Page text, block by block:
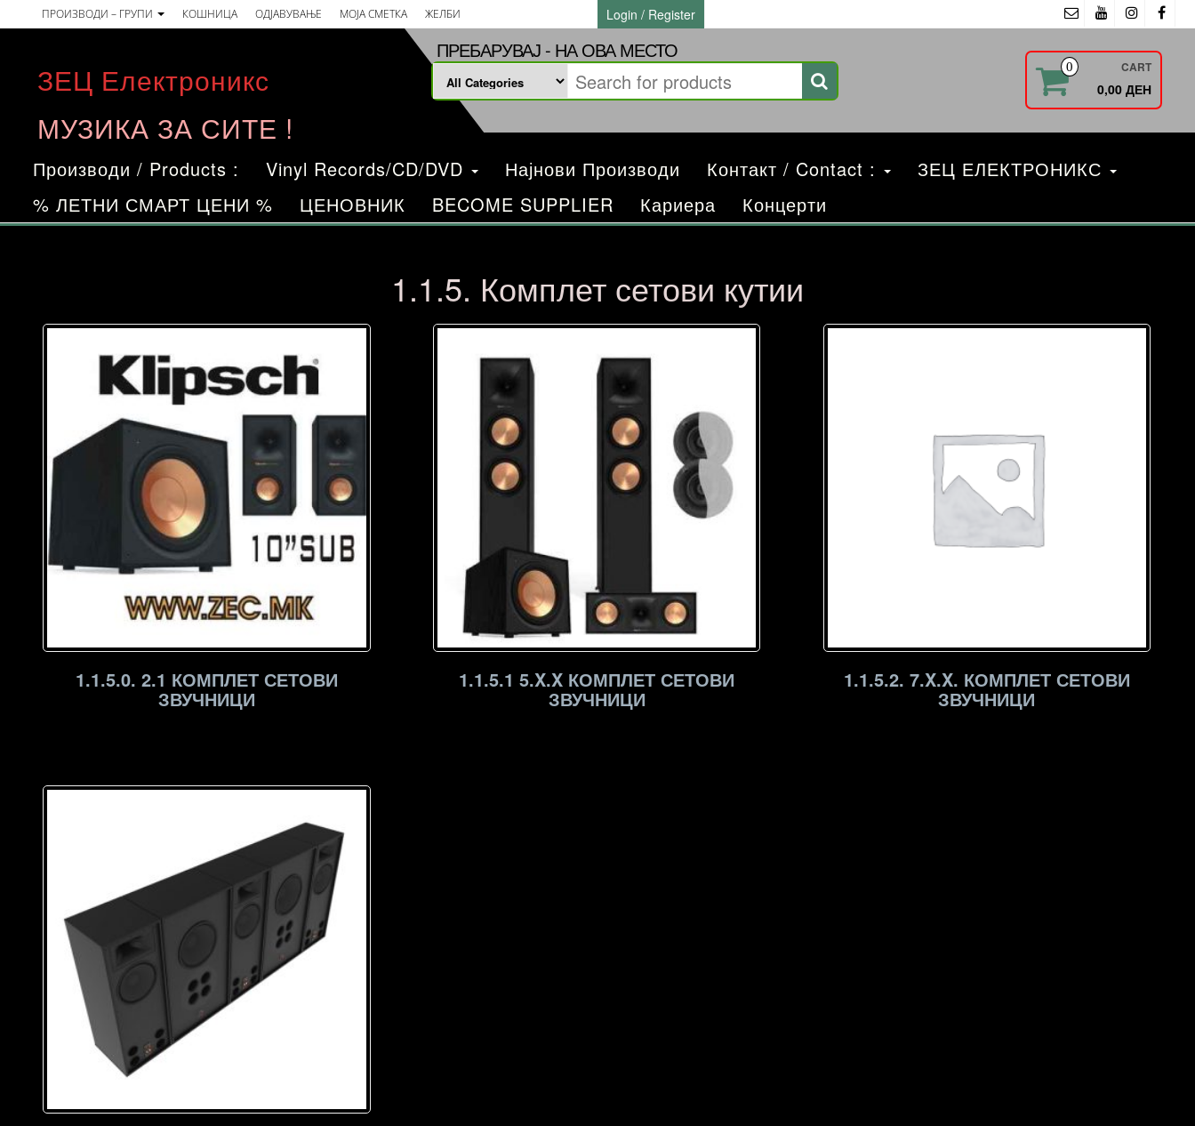
to
content
ПРОИЗВОДИ – ГРУПИ КОШНИЦА ОДЈАВУВАЊЕ МОЈА СМЕТКА ЖЕЛБИ Login / Register
ЗЕЦ Електроникс
МУЗИКА ЗА СИТЕ !
ПРЕБАРУВАЈ - НА ОВА МЕСТО
0 CART
0,00 ДЕН
Производи / Products : Vinyl Records/CD/DVD Најнови Производи Контакт / Contact :
ЗЕЦ ЕЛЕКТРОНИКС
% ЛЕТНИ СМАРТ ЦЕНИ %
ЦЕНОВНИК BECOME SUPPLIER Кариера Концерти
1.1.5. Комплет сетови кутии
1.1.5.0. 2.1 КОМПЛЕТ СЕТОВИ
ЗВУЧНИЦИ
1.1.5.1 5.X.X КОМПЛЕТ СЕТОВИ
ЗВУЧНИЦИ
1.1.5.2. 7.X.X. КОМПЛЕТ СЕТОВИ
ЗВУЧНИЦИ